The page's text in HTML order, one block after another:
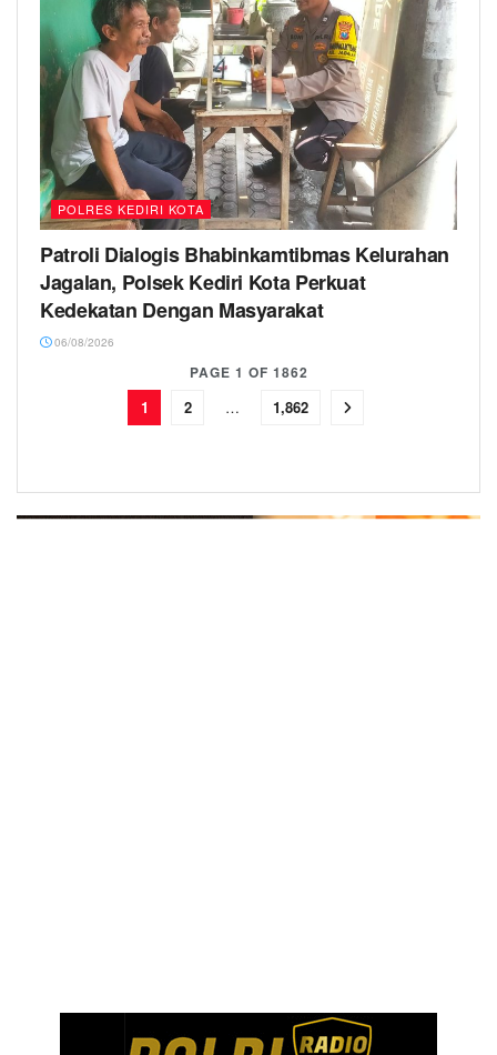
POLRES KEDIRI KOTA
Patroli Dialogis Bhabinkamtibmas Kelurahan
Jagalan, Polsek Kediri Kota Perkuat
Kedekatan Dengan Masyarakat
06/08/2026
PAGE 1 OF 1862
1 2 … 1,862